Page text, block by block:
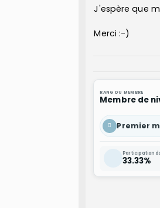
J'espère que
Merci :-)
RANG DU MEMBRE
Membre de
Premier
Participation
33.33%